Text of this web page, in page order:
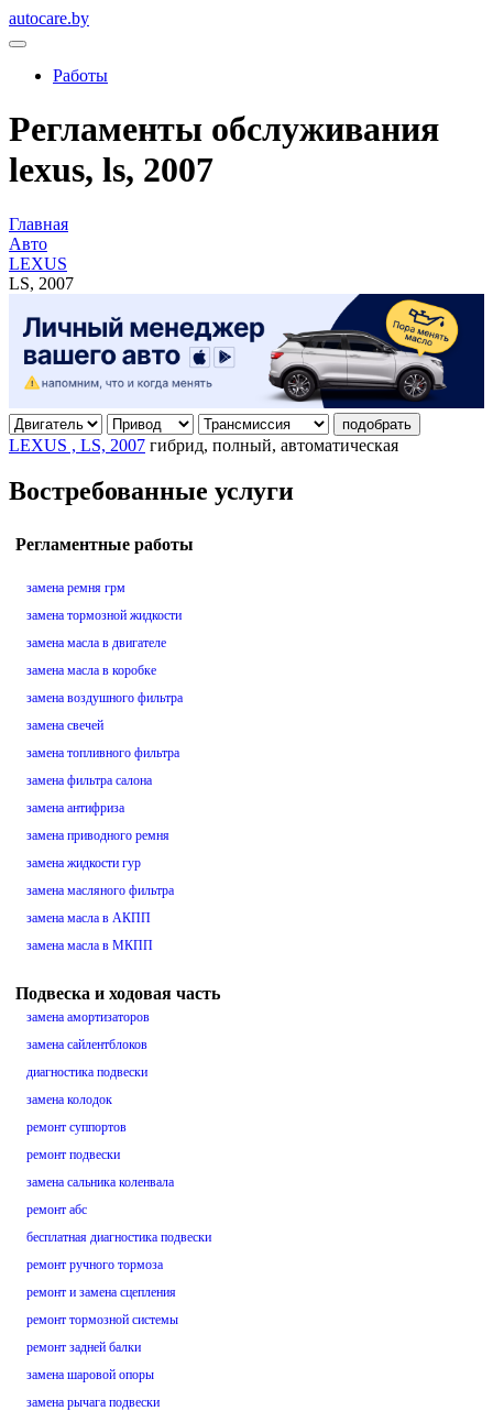
autocare.by
Работы
Регламенты обслуживания
lexus, ls, 2007
Главная
Авто
LEXUS
LS, 2007
подобрать
LEXUS , LS, 2007 гибрид, полный, автоматическая
Востребованные услуги
Регламентные работы
замена ремня грм
замена тормозной жидкости
замена масла в двигателе
замена масла в коробке
замена воздушного фильтра
замена свечей
замена топливного фильтра
замена фильтра салона
замена антифриза
замена приводного ремня
замена жидкости гур
замена масляного фильтра
замена масла в АКПП
замена масла в МКПП
Подвеска и ходовая часть
замена амортизаторов
замена сайлентблоков
диагностика подвески
замена колодок
ремонт суппортов
ремонт подвески
замена сальника коленвала
ремонт абс
бесплатная диагностика подвески
ремонт ручного тормоза
ремонт и замена сцепления
ремонт тормозной системы
ремонт задней балки
замена шаровой опоры
замена рычага подвески